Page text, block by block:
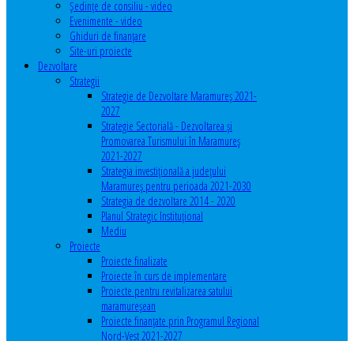
Şedinţe de consiliu - video
Evenimente - video
Ghiduri de finanţare
Site-uri proiecte
Dezvoltare
Strategii
Strategie de Dezvoltare Maramureș 2021-
2027
Strategie Sectorială - Dezvoltarea și
Promovarea Turismului în Maramureș
2021-2027
Strategia investiţională a județului
Maramureș pentru perioada 2021-2030
Strategia de dezvoltare 2014 - 2020
Planul Strategic Instituţional
Mediu
Proiecte
Proiecte finalizate
Proiecte în curs de implementare
Proiecte pentru revitalizarea satului
maramureşean
Proiecte finanțate prin Programul Regional
Nord-Vest 2021-2027